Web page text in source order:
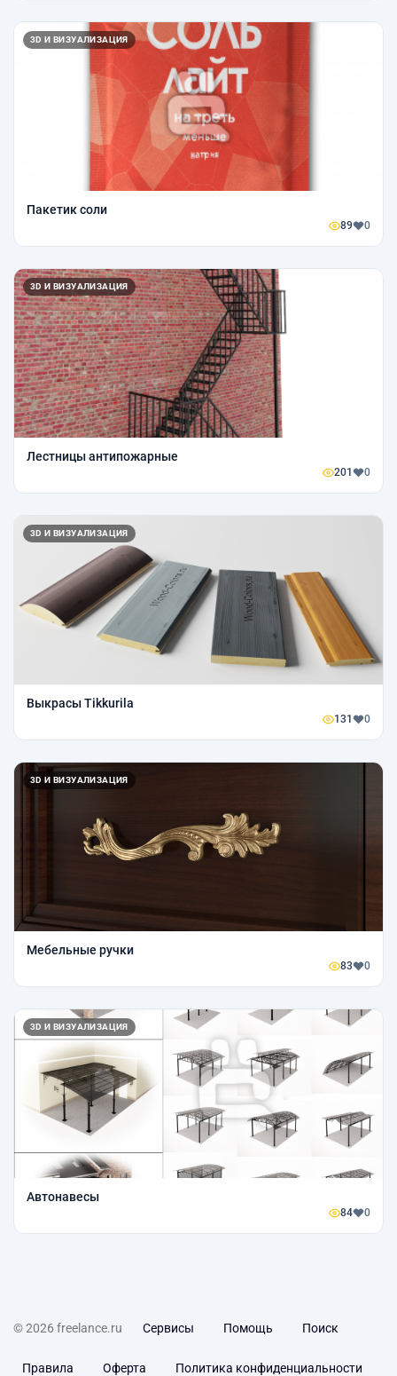
3D И ВИЗУАЛИЗАЦИЯ
Пакетик соли
89 0
3D И ВИЗУАЛИЗАЦИЯ
Лестницы антипожарные
201 0
3D И ВИЗУАЛИЗАЦИЯ
Выкрасы Tikkurila
131 0
3D И ВИЗУАЛИЗАЦИЯ
Мебельные ручки
83 0
3D И ВИЗУАЛИЗАЦИЯ
Автонавесы
84 0
© 2026 freelance.ru Сервисы Помощь Поиск
Правила Оферта Политика конфиденциальности